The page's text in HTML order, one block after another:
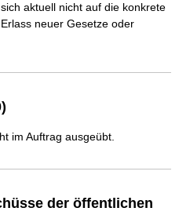
aktuell nicht auf die konkrete
neuer Gesetze oder
im Auftrag ausgeübt.
der öffentlichen